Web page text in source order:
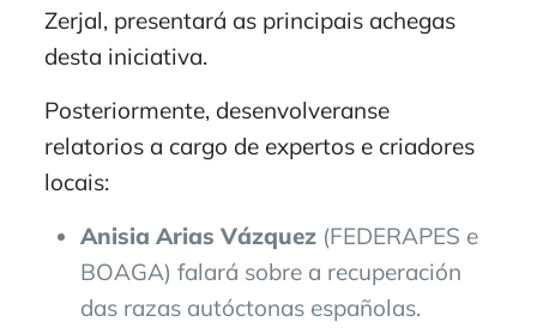
Zerjal, presentará as principais achegas
desta iniciativa.
Posteriormente, desenvolveranse
relatorios a cargo de expertos e criadores
locais:
Anisia Arias Vázquez(FEDERAPES e
BOAGA) falará sobre a recuperación
das razas autóctonas españolas.